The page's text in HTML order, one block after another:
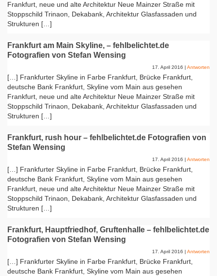
Frankfurt, neue und alte Architektur Neue Mainzer Straße mit
Stoppschild Trinaon, Dekabank, Architektur Glasfassaden und
Strukturen […]
Frankfurt am Main Skyline, – fehlbelichtet.de
Fotografien von Stefan Wensing
17. April 2016 | Antworten
[…] Frankfurter Skyline in Farbe Frankfurt, Brücke Frankfurt,
deutsche Bank Frankfurt, Skyline vom Main aus gesehen
Frankfurt, neue und alte Architektur Neue Mainzer Straße mit
Stoppschild Trinaon, Dekabank, Architektur Glasfassaden und
Strukturen […]
Frankfurt, rush hour – fehlbelichtet.de Fotografien von
Stefan Wensing
17. April 2016 | Antworten
[…] Frankfurter Skyline in Farbe Frankfurt, Brücke Frankfurt,
deutsche Bank Frankfurt, Skyline vom Main aus gesehen
Frankfurt, neue und alte Architektur Neue Mainzer Straße mit
Stoppschild Trinaon, Dekabank, Architektur Glasfassaden und
Strukturen […]
Frankfurt, Hauptfriedhof, Gruftenhalle – fehlbelichtet.de
Fotografien von Stefan Wensing
17. April 2016 | Antworten
[…] Frankfurter Skyline in Farbe Frankfurt, Brücke Frankfurt,
deutsche Bank Frankfurt, Skyline vom Main aus gesehen